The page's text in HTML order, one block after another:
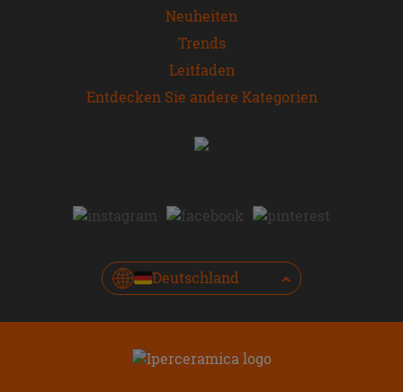
Neuheiten
Trends
Leitfaden
Entdecken Sie andere Kategorien
Deutschland